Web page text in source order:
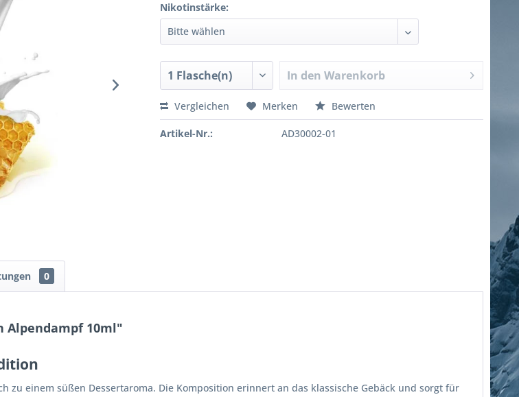
Nikotinstärke:
In den Warenkorb
Vergleichen Merken Bewerten
Artikel-Nr.: AD30002-01
0
Alpendampf 10ml"
zu einem süßen Dessertaroma. Die Komposition erinnert an das klassische Gebäck und sorgt für